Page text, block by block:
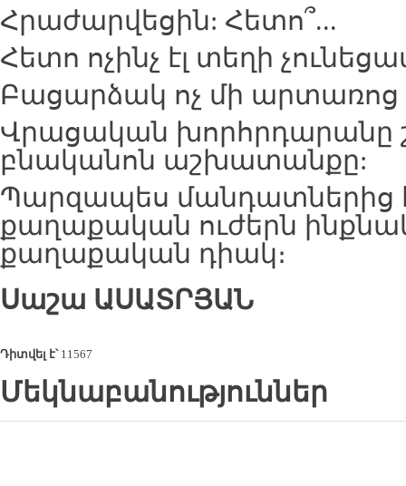
Հրաժարվեցին: Հետո՞...
Հետո ոչինչ էլ տեղի
Բացարձակ ոչ մի արտառոց
Վրացական խորհրդարանը
բնականոն աշխատանքը:
Պարզապես մանդատներից
քաղաքական ուժերն
քաղաքական դիակ։
Սաշա ԱՍԱՏՐՅԱՆ
Դիտվել է՝11567
Մեկնաբանություններ